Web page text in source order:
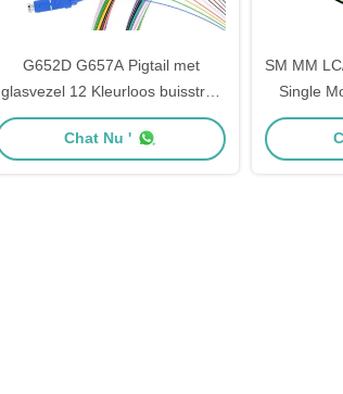
G652D G657A Pigtail met
glasvezel 12 Kleurloos buisstrak
buffer SC UPC Pigtail
Chat Nu '
SM MM
Single